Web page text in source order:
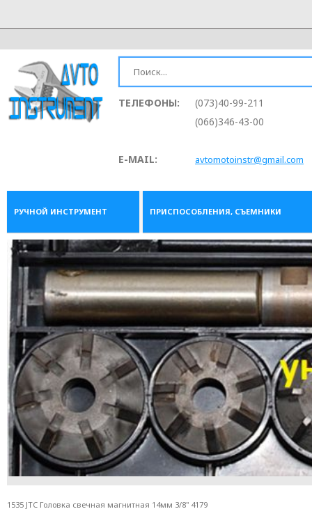
ТЕЛЕФОНЫ:
(073)40-99-211
(066)346-43-00
E-MAIL: avtomotoinstr@gmail.com
РУЧНОЙ ИНСТРУМЕНТ ПРИСПОСОБЛЕНИЯ, СЪЕМНИКИ
1535 JTC Головка свечная магнитная 14мм 3/8" 4179